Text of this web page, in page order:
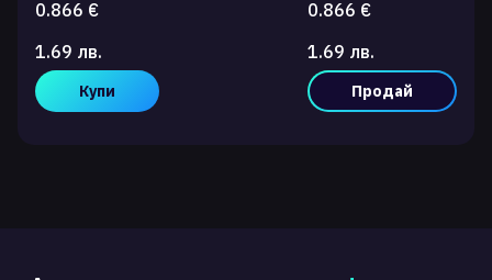
0.866 €
1.69 лв.
Купи
0.866 €
1.69 лв.
Продай